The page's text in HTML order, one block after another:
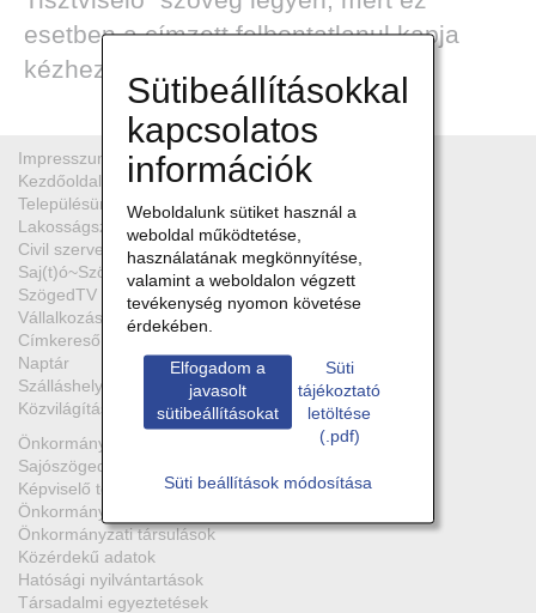
esetben a címzett felbontatlanul kapja
kézhez!
Impresszum
Kezdőoldal
Településünkről
Lakosságszám
Civil szervezetek
Saj(t)ó~Szögedről
SzögedTV
Vállalkozások
Címkereső
Naptár
Szálláshelyek
Közvilágítási hibabejelentő
Önkormányzat
Sajószöged kártya
Képviselő testület
Önkormányzati bizottságok
Önkormányzati társulások
Közérdekű adatok
Hatósági nyilvántartások
Társadalmi egyeztetések
Sütibeállításokkal
kapcsolatos
információk
Weboldalunk sütiket használ a
weboldal működtetése,
használatának megkönnyítése,
valamint a weboldalon végzett
tevékenység nyomon követése
érdekében.
Elfogadom a
javasolt
sütibeállításokat
Süti
tájékoztató
letöltése
(.pdf)
Süti beállítások módosítása